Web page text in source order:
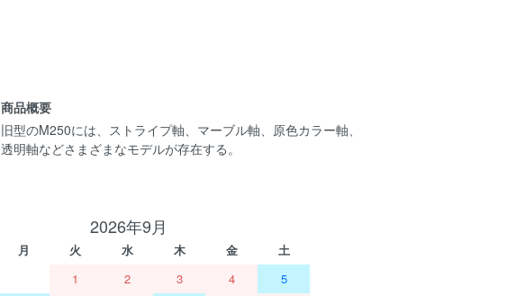
商品概要
旧型のM250には、ストライプ軸、マーブル軸、原色カラー軸、
透明軸などさまざまなモデルが存在する。
2026年9月
月 火 水 木 金
土
1
2 3 4
5